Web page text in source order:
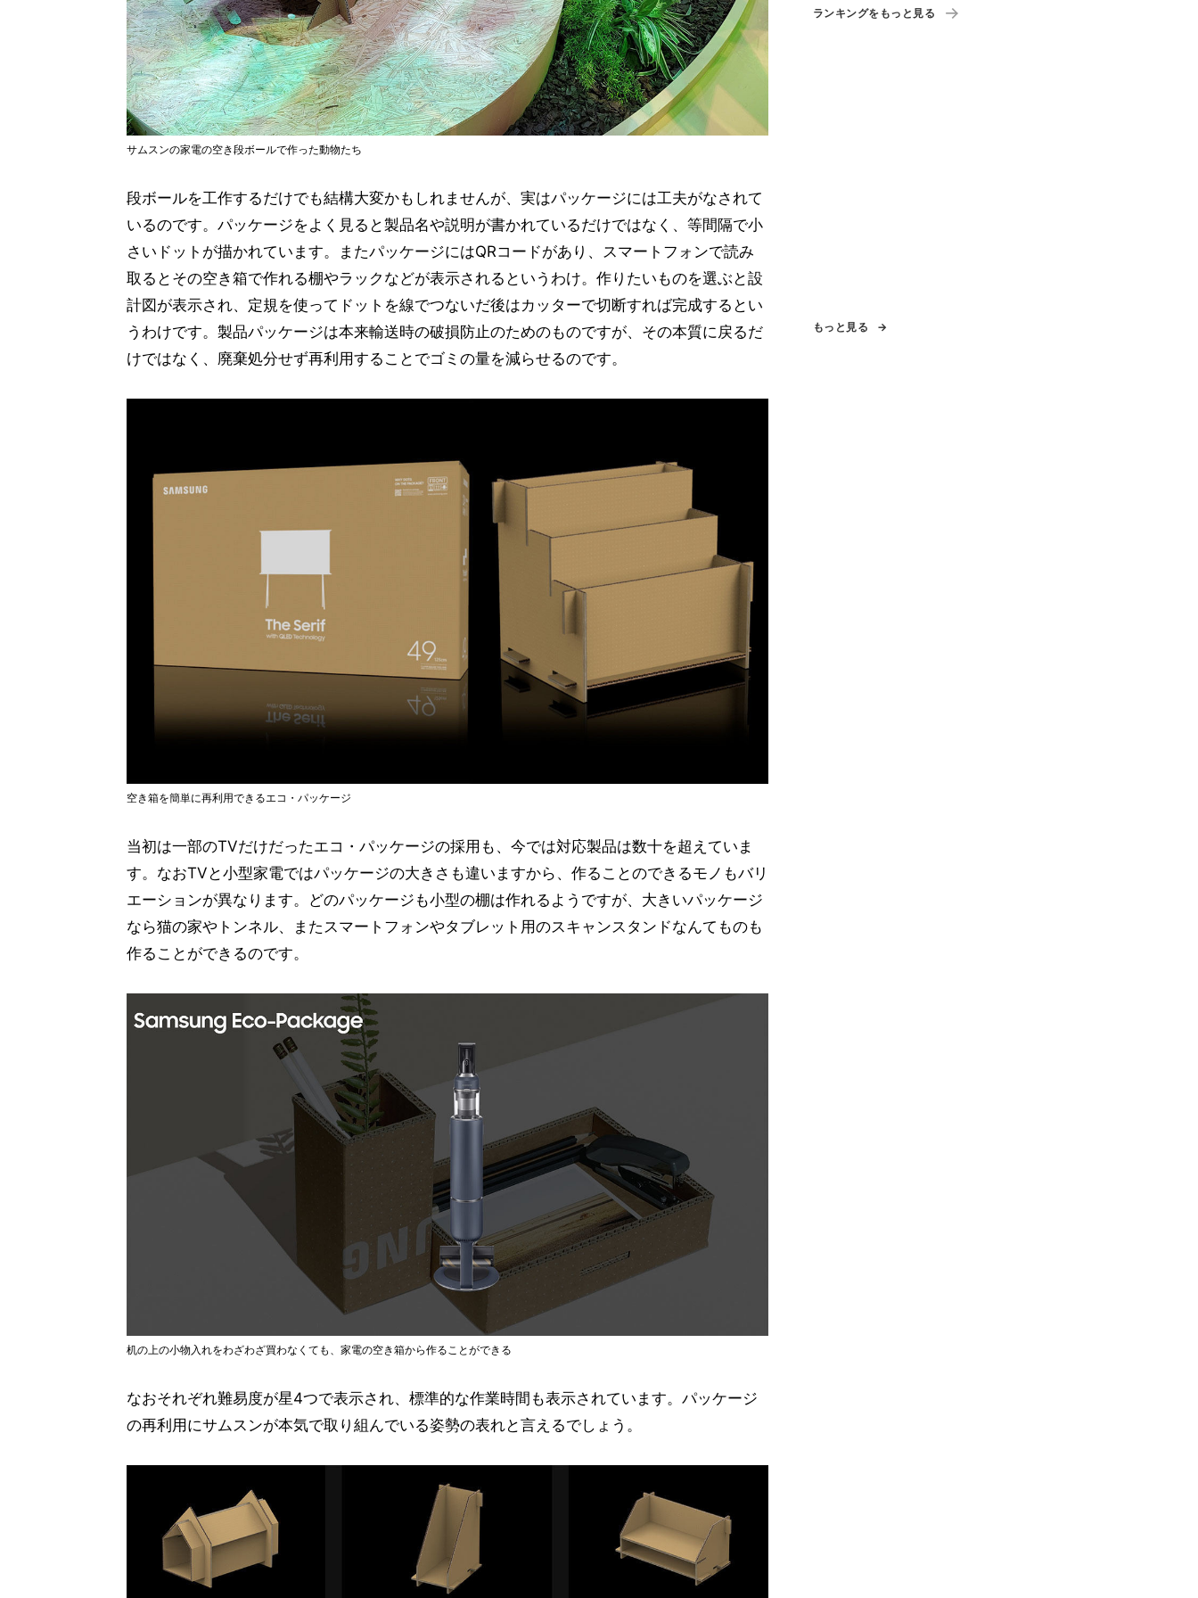
サムスンの家電の空き段ボールで作った動物たち
段ボールを工作するだけでも結構大変かもしれませんが、実はパッケージには工夫がなされて
いるのです。パッケージをよく見ると製品名や説明が書かれているだけではなく、等間隔で小
さいドットが描かれています。またパッケージにはQRコードがあり、スマートフォンで読み
取るとその空き箱で作れる棚やラックなどが表示されるというわけ。作りたいものを選ぶと設
計図が表示され、定規を使ってドットを線でつないだ後はカッターで切断すれば完成するとい
うわけです。製品パッケージは本来輸送時の破損防止のためのものですが、その本質に戻るだ
けではなく、廃棄処分せず再利用することでゴミの量を減らせるのです。
空き箱を簡単に再利用できるエコ・パッケージ
当初は一部のTVだけだったエコ・パッケージの採用も、今では対応製品は数十を超えていま
す。なおTVと小型家電ではパッケージの大きさも違いますから、作ることのできるモノもバリ
エーションが異なります。どのパッケージも小型の棚は作れるようですが、大きいパッケージ
なら猫の家やトンネル、またスマートフォンやタブレット用のスキャンスタンドなんてものも
作ることができるのです。
机の上の小物入れをわざわざ買わなくても、家電の空き箱から作ることができる
なおそれぞれ難易度が星4つで表示され、標準的な作業時間も表示されています。パッケージ
の再利用にサムスンが本気で取り組んでいる姿勢の表れと言えるでしょう。
ランキングをもっと見る
もっと見る